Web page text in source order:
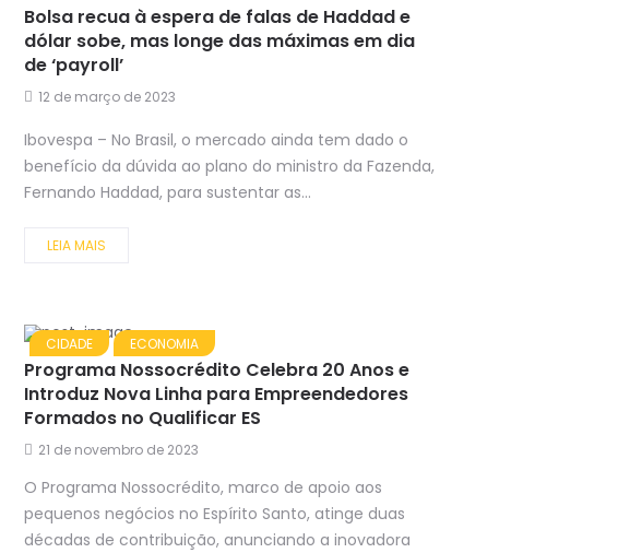
Bolsa recua à espera de falas de Haddad e
dólar sobe, mas longe das máximas em dia
de ‘payroll’
12 de março de 2023
Ibovespa – No Brasil, o mercado ainda tem dado o
benefício da dúvida ao plano do ministro da Fazenda,
Fernando Haddad, para sustentar as...
LEIA MAIS
CIDADE ECONOMIA
Programa Nossocrédito Celebra 20 Anos e
Introduz Nova Linha para Empreendedores
Formados no Qualificar ES
21 de novembro de 2023
O Programa Nossocrédito, marco de apoio aos
pequenos negócios no Espírito Santo, atinge duas
décadas de contribuição, anunciando a inovadora